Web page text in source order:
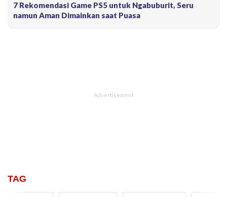
7 Rekomendasi Game PS5 untuk Ngabuburit, Seru
namun Aman Dimainkan saat Puasa
TAG